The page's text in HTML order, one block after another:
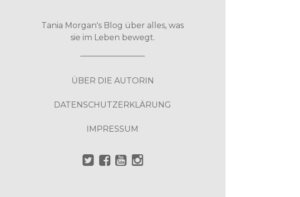
Tania Morgan's Blog über alles, was
sie im Leben bewegt.
ÜBER DIE AUTORIN
DATENSCHUTZERKLÄRUNG
IMPRESSUM